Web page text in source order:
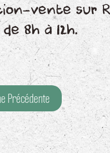
vente sur
8h à 12h.
Précédente